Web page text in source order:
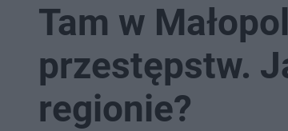
Tam w
przestępstw.
regionie?